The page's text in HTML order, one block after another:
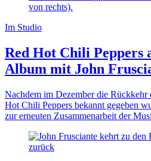
Im Studio
Red Hot Chili Peppers
Album mit John
Nachdem im Dezember die Rückkehr
Hot Chili Peppers bekannt gegeben
zur erneuten Zusammenarbeit der